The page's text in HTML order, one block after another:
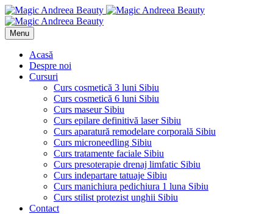
Menu
Acasă
Despre noi
Cursuri
Curs cosmetică 3 luni Sibiu
Curs cosmetică 6 luni Sibiu
Curs maseur Sibiu
Curs epilare definitivă laser Sibiu
Curs aparatură remodelare corporală Sibiu
Curs microneedling Sibiu
Curs tratamente faciale Sibiu
Curs presoterapie drenaj limfatic Sibiu
Curs indepartare tatuaje Sibiu
Curs manichiura pedichiura 1 luna Sibiu
Curs stilist protezist unghii Sibiu
Contact